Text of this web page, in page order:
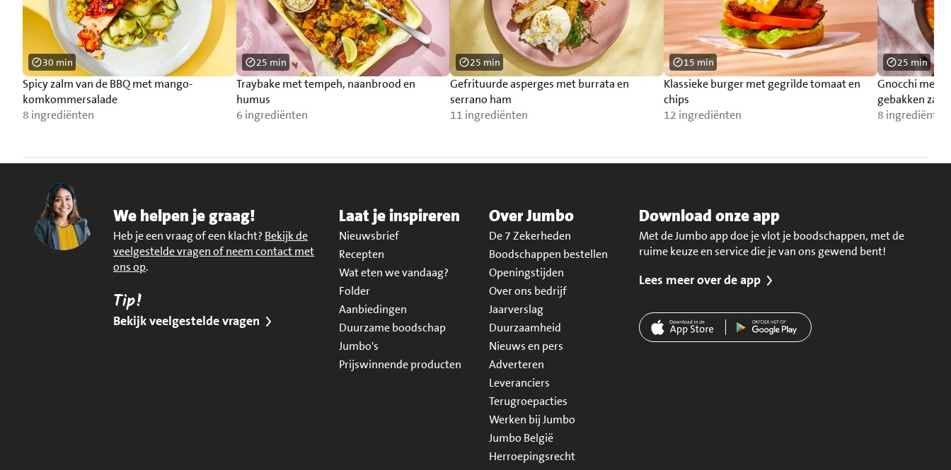
Spicy zalm van de BBQ met mango-
komkommersalade
8 ingrediënten
30 min
Traybake met tempeh, naanbrood en
humus
6 ingrediënten
25 min
Gefrituurde asperges met burrata en
serrano ham
11 ingrediënten
25 min
Klassieke burger met gegrilde tomaat en
chips
12 ingrediënten
15 min
Gnocchi met
gebakken zalm
8 ingrediënten
25 min
We helpen je graag!
Heb je een vraag of een klacht? Bekijk de
veelgestelde vragen of neem contact met
ons op.
Tip!
Bekijk veelgestelde vragen
Laat je inspireren
Nieuwsbrief
Recepten
Wat eten we vandaag?
Folder
Aanbiedingen
Duurzame boodschap
Jumbo's
Prijswinnende producten
Over Jumbo
De 7 Zekerheden
Boodschappen bestellen
Openingstijden
Over ons bedrijf
Jaarverslag
Duurzaamheid
Nieuws en pers
Adverteren
Leveranciers
Terugroepacties
Werken bij Jumbo
Jumbo België
Herroepingsrecht
Download onze app
Met de Jumbo app doe je vlot je boodschappen, met de
ruime keuze en service die je van ons gewend bent!
Lees meer over de app